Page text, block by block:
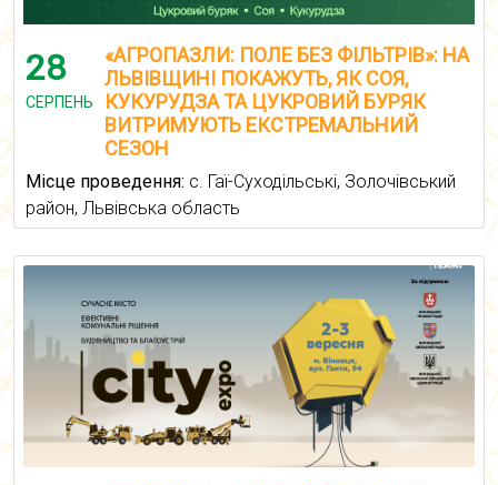
28
СЕРПЕНЬ
«АГРОПАЗЛИ: ПОЛЕ БЕЗ ФІЛЬТРІВ»: НА
ЛЬВІВЩИНІ ПОКАЖУТЬ, ЯК СОЯ,
КУКУРУДЗА ТА ЦУКРОВИЙ БУРЯК
ВИТРИМУЮТЬ ЕКСТРЕМАЛЬНИЙ
СЕЗОН
Місце проведення: с. Гаї-Суходільські, Золочівський
район, Львівська область